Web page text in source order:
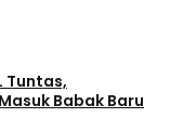
Tuntas,
Babak Baru